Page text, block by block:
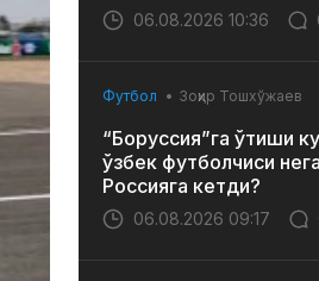
06.08.2026 10:36
Футбол Зоҳир Тошхўжаев
“Боруссия”га ўтиши
ўзбек футболчиси
Россияга кетди?
06.08.2026 09:17